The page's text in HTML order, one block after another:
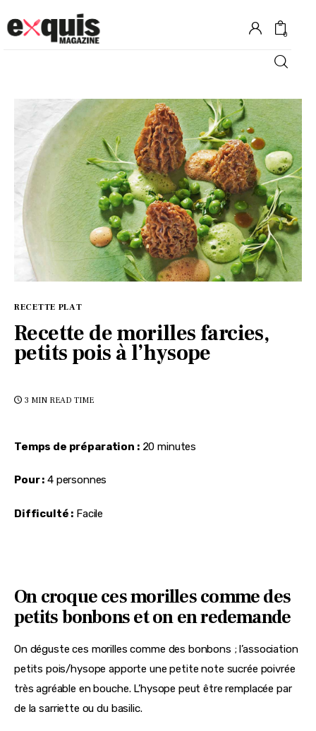
0
Hôtels
Gastronomie
Recettes
Shopping
Évènements
RECETTE PLAT
Recette de morilles farcies,
petits pois à l’hysope
3 MIN READ TIME
Temps de préparation : 20 minutes
Pour : 4 personnes
Difficulté : Facile
On croque ces morilles comme des
petits bonbons et on en redemande
On déguste ces morilles comme des bonbons ; l’association
petits pois/hysope apporte une petite note sucrée poivrée
très agréable en bouche. L’hysope peut être remplacée par
de la sarriette ou du basilic.